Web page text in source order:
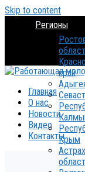
Skip to content
Регионы
край
Крым
Главная
О нас
Новости
Видео
Контакты